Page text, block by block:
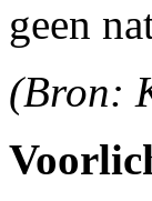
geen
(Bron: